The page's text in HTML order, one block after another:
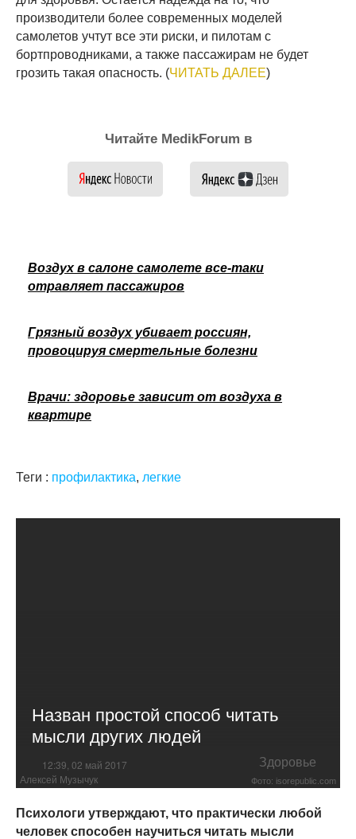
производители более современных моделей
самолетов учтут все эти риски, и пилотам с
бортпроводниками, а также пассажирам не будет
грозить такая опасность. (ЧИТАТЬ ДАЛЕЕ)
Читайте MedikForum в
Воздух в салоне самолете все-таки
отравляет пассажиров
Грязный воздух убивает россиян,
провоцируя смертельные болезни
Врачи: здоровье зависит от воздуха в
квартире
Теги : профилактика, легкие
Назван простой способ читать
мысли других людей
12:39, 02 май 2017 Здоровье
Алексей Музычук Фото: isorepublic.com
Психологи утверждают, что практически любой
человек способен научиться читать мысли